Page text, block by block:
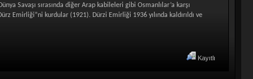
Savaşı sırasında diğer Arap kabileleri gibi Osmanlılar’a karşı
Emirliği”ni kurdular (1921). Dürzi Emirliği 1936 yılında kaldırıldı ve
Kayıtlı